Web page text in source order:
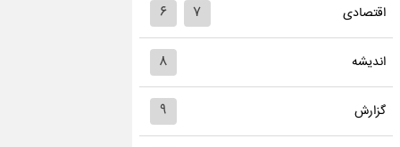
اقتصادی ۶ ۷
اندیشه ۸
گزارش ۹